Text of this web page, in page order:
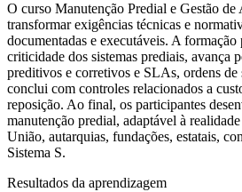
O curso Manutenção Predial e Gestão
transformar exigências técnicas e
documentadas e executáveis. A
criticidade dos sistemas prediais, avança
preditivos e corretivos e SLAs, ordens de
conclui com controles relacionados a
reposição. Ao final, os participantes
manutenção predial, adaptável à
União, autarquias, fundações, estatais,
Sistema S.
Resultados da aprendizagem